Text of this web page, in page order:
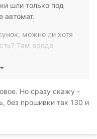
шли только под
автомат.
можно ли хотя
Там вроде
или не
Но сразу скажу -
без прошивки так 130 и